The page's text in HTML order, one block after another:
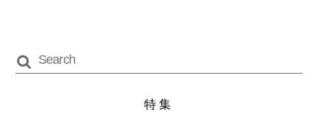
特集